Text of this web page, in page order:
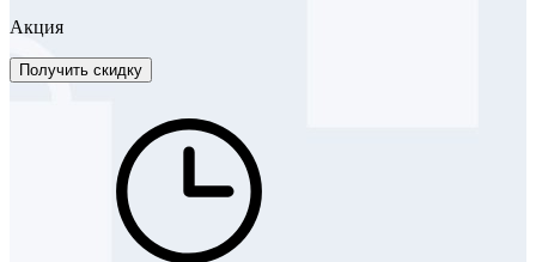
Акция
Получить скидку